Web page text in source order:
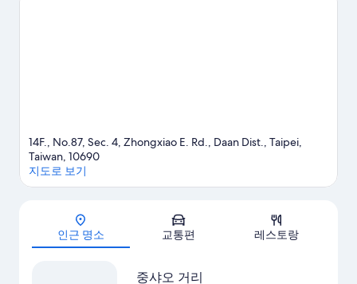
14F., No.87, Sec. 4, Zhongxiao E. Rd., Daan Dist., Taipei,
Taiwan, 10690
지도로 보기
인근 명소 교통편 레스토랑
중샤오 거리